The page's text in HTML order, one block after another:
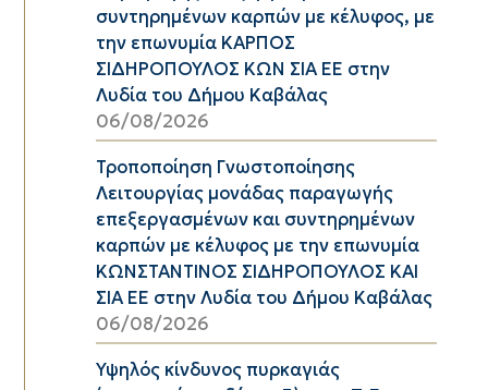
συντηρημένων καρπών με κέλυφος, με
την επωνυμία ΚΑΡΠΟΣ
ΣΙΔΗΡΟΠΟΥΛΟΣ ΚΩΝ ΣΙΑ ΕΕ στην
Λυδία του Δήμου Καβάλας
06/08/2026
Τροποποίηση Γνωστοποίησης
Λειτουργίας μονάδας παραγωγής
επεξεργασμένων και συντηρημένων
καρπών με κέλυφος με την επωνυμία
ΚΩΝΣΤΑΝΤΙΝΟΣ ΣΙΔΗΡΟΠΟΥΛΟΣ ΚΑΙ
ΣΙΑ ΕΕ στην Λυδία του Δήμου Καβάλας
06/08/2026
Υψηλός κίνδυνος πυρκαγιάς